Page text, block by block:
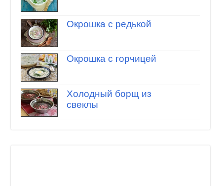
Окрошка с редькой
Окрошка с горчицей
Холодный борщ из
свеклы